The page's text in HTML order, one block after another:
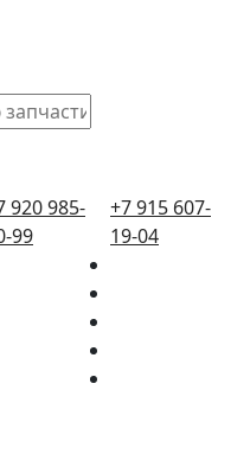
920 985-
99
+7 915 607-
19-04